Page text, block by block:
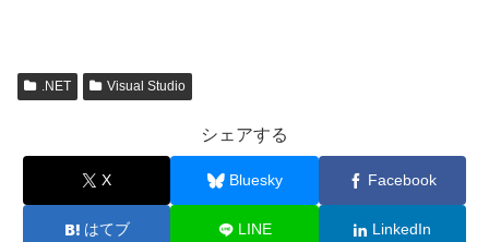
.NET Visual Studio
シェアする
X Bluesky Facebook
はてブ LINE LinkedIn